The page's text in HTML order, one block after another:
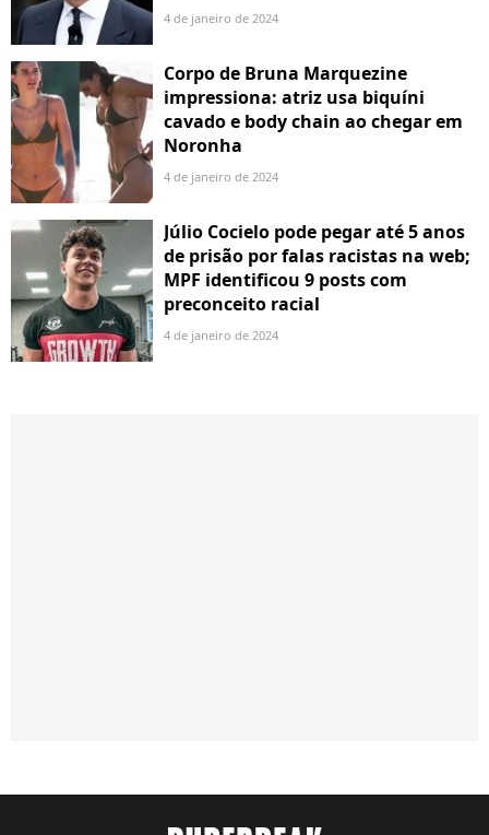
4 de janeiro de 2024
Corpo de Bruna Marquezine
impressiona: atriz usa biquíni
cavado e body chain ao chegar em
Noronha
4 de janeiro de 2024
Júlio Cocielo pode pegar até 5 anos
de prisão por falas racistas na web;
MPF identificou 9 posts com
preconceito racial
4 de janeiro de 2024